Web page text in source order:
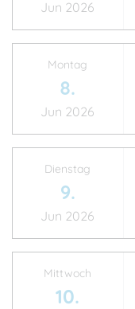
Jun 2026
Montag
8.
Jun 2026
Dienstag
9.
Jun 2026
Mittwoch
10.